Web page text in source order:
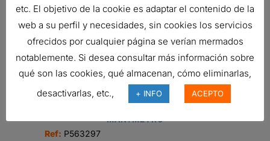
BRIDA
MAN?METRO
Ref: P563297
etc. El objetivo de la cookie es adaptar el contenido de la
web a su perfil y necesidades, sin cookies los servicios
ofrecidos por cualquier página se verían mermados
notablemente. Si desea consultar más información sobre
qué son las cookies, qué almacenan, cómo eliminarlas,
desactivarlas, etc.,
+ INFO ACEPTO